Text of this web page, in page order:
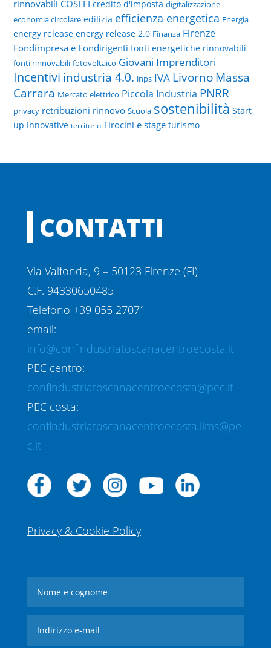
rinnovabili COSEFI credito d'imposta digitalizzazione
economia circolare edilizia efficienza energetica Energia
energy release energy release 2.0 Finanza Firenze
Fondimpresa e Fondirigenti fonti energetiche rinnovabili
fonti rinnovabili fotovoltaico Giovani Imprenditori
Incentivi industria 4.0. inps IVA Livorno Massa
Carrara Mercato elettrico Piccola Industria PNRR
privacy retribuzioni rinnovo Scuola sostenibilità Start
up Innovative territorio Tirocini e stage turismo
CONTATTI
Via Valfonda, 9 – 50123 Firenze (FI)
C.F. 94330650485
Telefono +39 055 27071
email:
info@confindustriatoscanacentroecosta.it
PEC centro:
confindustriatoscanacentroecosta@pec.it
PEC costa:
confindustriatoscanacentroecosta.lims@pe
c.it
Privacy & Cookie Policy